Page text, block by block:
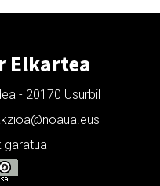
Elkartea
- 20170 Usurbil
garatua